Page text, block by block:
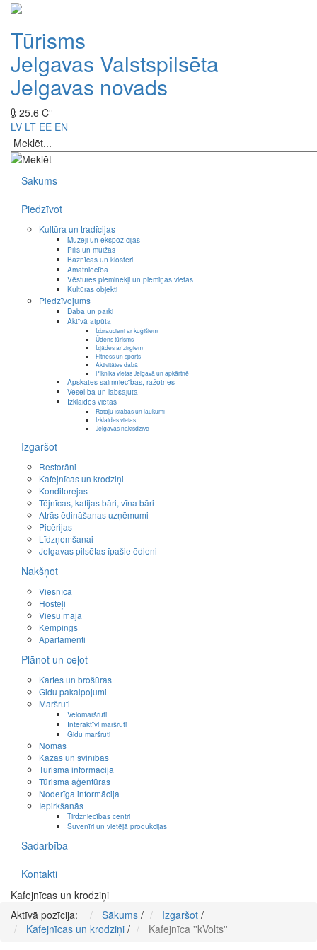
Tūrisms
Jelgavas Valstspilsēta
Jelgavas novads
25.6 C°
LV LT EE EN
Sākums
Piedzīvot
Kultūra un tradīcijas
Muzeji un ekspozīcijas
Pilis un muižas
Baznīcas un klosteri
Amatniecība
Vēstures pieminekļi un piemiņas vietas
Kultūras objekti
Piedzīvojums
Daba un parki
Aktīvā atpūta
Izbraucieni ar kuģīšiem
Ūdens tūrisms
Izjādes ar zirgiem
Fitness un sports
Aktivitātes dabā
Piknika vietas Jelgavā un apkārtnē
Apskates saimniecības, ražotnes
Veselība un labsajūta
Izklaides vietas
Rotaļu istabas un laukumi
Izklaides vietas
Jelgavas naktsdzīve
Izgaršot
Restorāni
Kafejnīcas un krodziņi
Konditorejas
Tējnīcas, kafijas bāri, vīna bāri
Ātrās ēdināšanas uzņēmumi
Picērijas
Līdzņemšanai
Jelgavas pilsētas īpašie ēdieni
Nakšņot
Viesnīca
Hosteļi
Viesu māja
Kempings
Apartamenti
Plānot un ceļot
Kartes un brošūras
Gidu pakalpojumi
Maršruti
Velomaršruti
Interaktīvi maršruti
Gidu maršruti
Nomas
Kāzas un svinības
Tūrisma informācija
Tūrisma aģentūras
Noderīga informācija
Iepirkšanās
Tirdzniecības centri
Suvenīri un vietējā produkcijas
Sadarbība
Kontakti
Kafejnīcas un krodziņi
Aktīvā pozīcija:
Sākums / Izgaršot /
Kafejnīcas un krodziņi / Kafejnīca ''kVolts''